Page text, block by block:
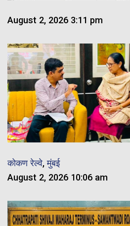
August 2, 2026 3:11 pm
कोकण रेल्वे,मुंबई
August 2, 2026 10:06 am